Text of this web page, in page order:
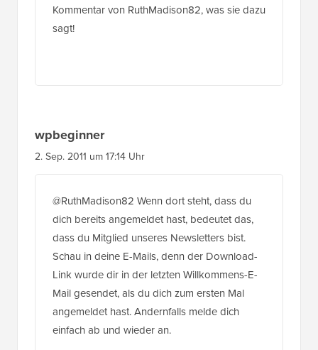
Kommentar von RuthMadison82, was sie dazu
sagt!
wpbeginner
2. Sep. 2011 um 17:14 Uhr
@RuthMadison82 Wenn dort steht, dass du
dich bereits angemeldet hast, bedeutet das,
dass du Mitglied unseres Newsletters bist.
Schau in deine E-Mails, denn der Download-
Link wurde dir in der letzten Willkommens-E-
Mail gesendet, als du dich zum ersten Mal
angemeldet hast. Andernfalls melde dich
einfach ab und wieder an.